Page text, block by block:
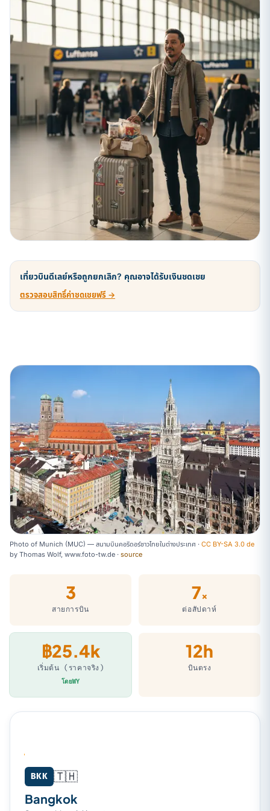
เที่ยวบินดีเลย์หรือถูกยกเลิก? คุณอาจได้รับเงินชดเชย
ตรวจสอบสิทธิ์ค่าชดเชยฟรี →
Photo of Munich (MUC) — สนามบินคอริดอร์ชาวไทยในต่างประเทศ · CC BY-SA 3.0 de
by Thomas Wolf, www.foto-tw.de · source
3
สายการบิน
7×
ต่อสัปดาห์
฿25.4k
เริ่มต้น (ราคาจริง)
โดยWY
12h
บินตรง
Bangkok (BKK) → Munich (MUC)
BKK 🇹🇭
Bangkok